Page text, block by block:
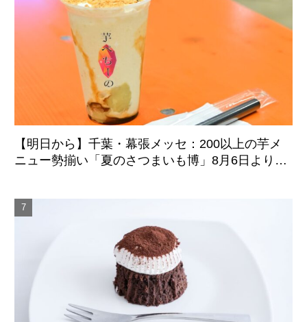
【明日から】千葉・幕張メッセ：200以上の芋メ
ニュー勢揃い「夏のさつまいも博」8月6日より4